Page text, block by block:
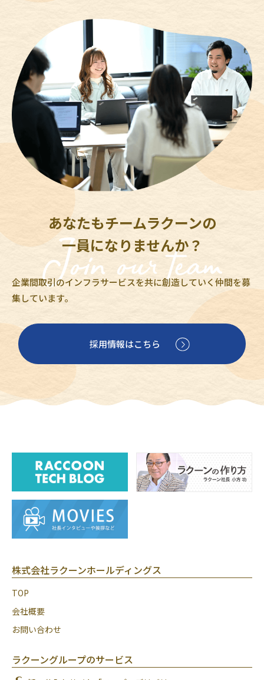
あなたもチームラクーンの
一員になりませんか？
企業間取引のインフラサービスを共に創造していく仲間を募
集しています。
採用情報はこちら
株式会社ラクーンホールディングス
TOP
会社概要
お問い合わせ
ラクーングループのサービス